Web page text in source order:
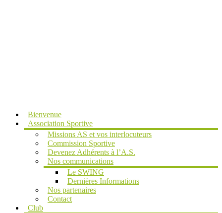
Bienvenue
Association Sportive
Missions AS et vos interlocuteurs
Commission Sportive
Devenez Adhérents à l’A.S.
Nos communications
Le SWING
Dernières Informations
Nos partenaires
Contact
Club